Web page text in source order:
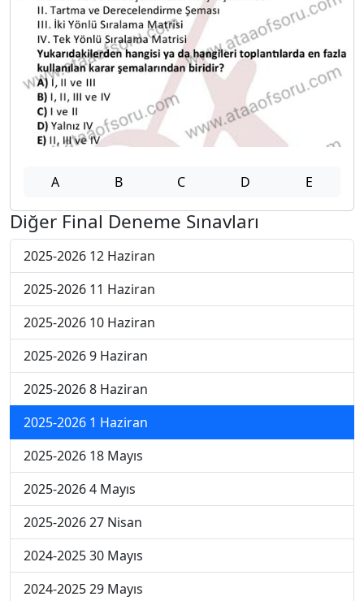
A B C D E
Diğer Final Deneme Sınavları
2025-2026 12 Haziran
2025-2026 11 Haziran
2025-2026 10 Haziran
2025-2026 9 Haziran
2025-2026 8 Haziran
2025-2026 1 Haziran
2025-2026 18 Mayıs
2025-2026 4 Mayıs
2025-2026 27 Nisan
2024-2025 30 Mayıs
2024-2025 29 Mayıs